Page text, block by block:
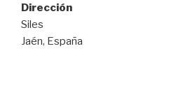
Dirección
Siles
Jaén, España